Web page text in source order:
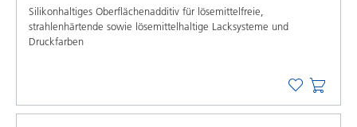
Silikonhaltiges Oberflächenadditiv für lösemittelfreie,
strahlenhärtende sowie lösemittelhaltige Lacksysteme und
Druckfarben